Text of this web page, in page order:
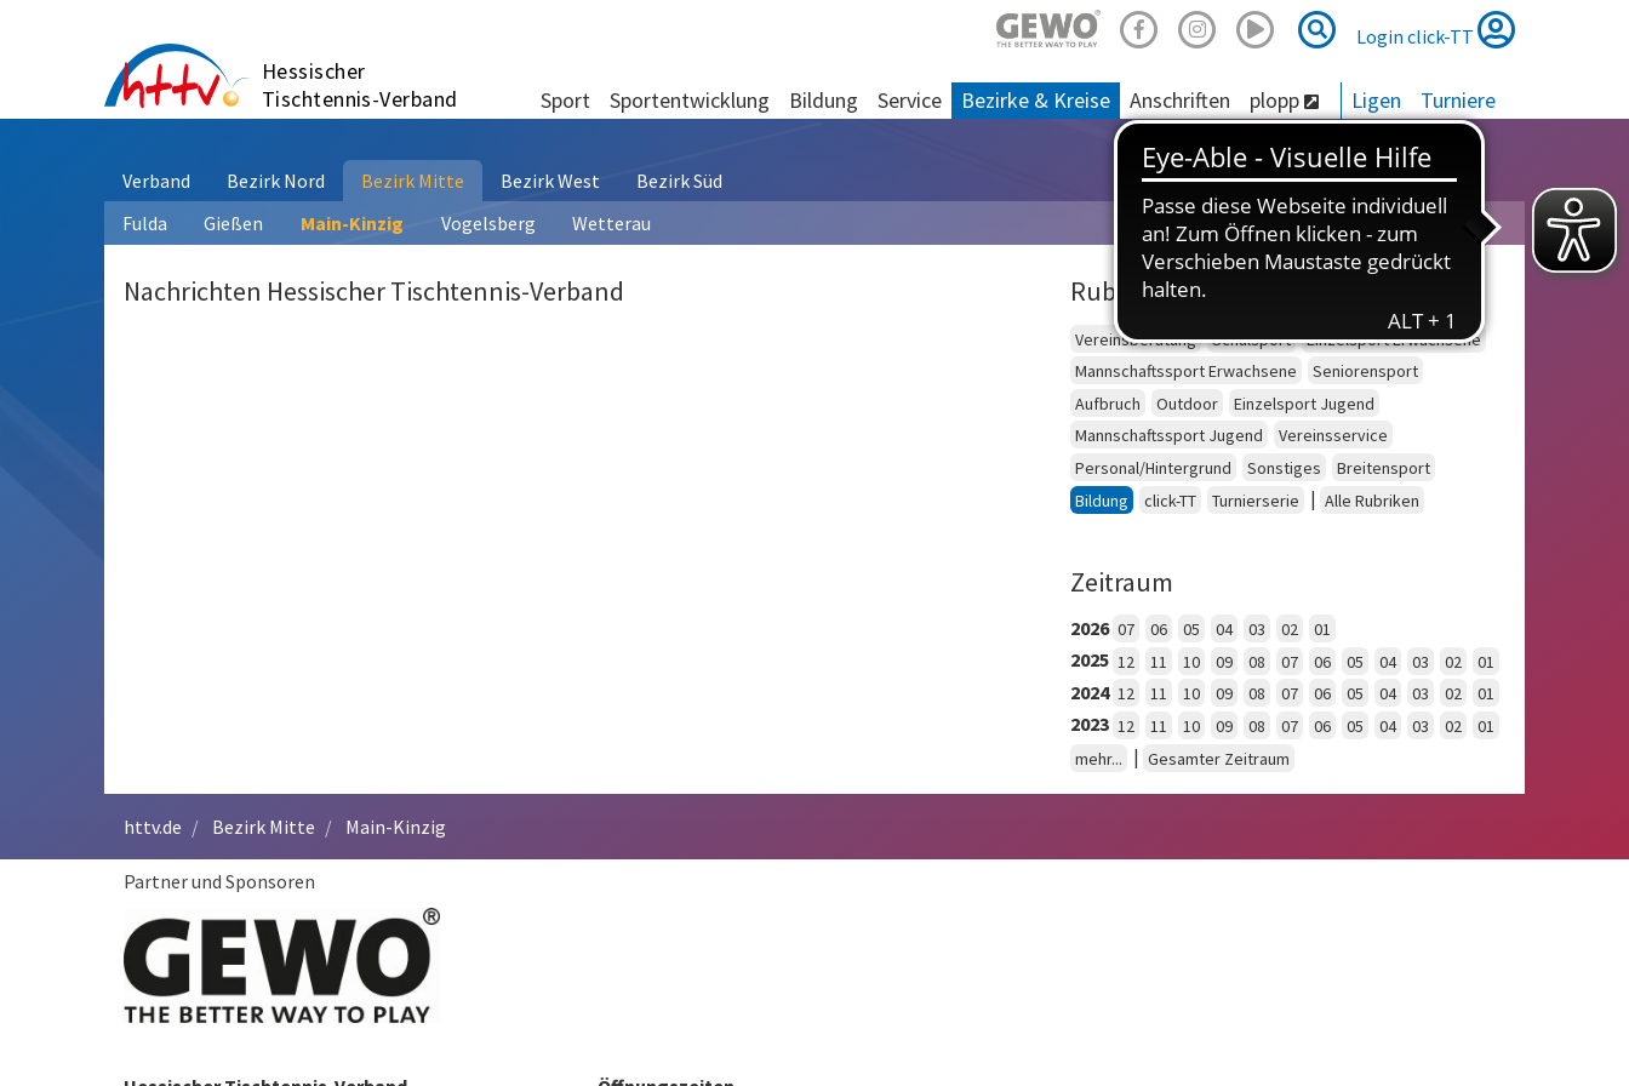
Hessischer
Tischtennis-Verband
Suche
Suche
Login click-TT
Sport Sportentwicklung Bildung Service Bezirke & Kreise Anschriften plopp Ligen Turniere
Verband Bezirk Nord Bezirk Mitte Bezirk West
Bezirk Süd
Fulda
Gießen Main-Kinzig Vogelsberg Wetterau
Nachrichten Hessischer Tischtennis-Verband Rubriken
Vereinsberatung Schulsport
Einzelsport Erwachsene
Mannschaftssport Erwachsene
Seniorensport
Aufbruch
Outdoor
Einzelsport Jugend
Mannschaftssport Jugend
Vereinsservice
Personal/Hintergrund
Sonstiges
Breitensport
Bildung
click-TT Turnierserie | Alle Rubriken
Zeitraum
2026 07 06 05 04 03 02 01
2025 12 11 10 09 08 07 06 05 04 03 02 01
2024 12 11 10 09 08 07 06 05 04 03 02 01
2023 12 11 10 09 08 07 06 05 04 03 02
01
mehr...
| Gesamter Zeitraum
httv.de Bezirk Mitte Main-Kinzig
Partner und Sponsoren